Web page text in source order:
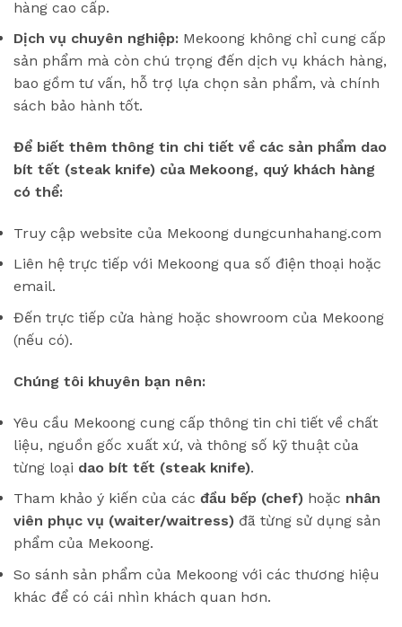
hàng cao cấp.
Dịch vụ chuyên nghiệp: Mekoong không chỉ cung cấp
sản phẩm mà còn chú trọng đến dịch vụ khách hàng,
bao gồm tư vấn, hỗ trợ lựa chọn sản phẩm, và chính
sách bảo hành tốt.
Để biết thêm thông tin chi tiết về các sản phẩm dao
bít tết (steak knife) của Mekoong, quý khách hàng
có thể:
Truy cập website của Mekoong dungcunhahang.com
Liên hệ trực tiếp với Mekoong qua số điện thoại hoặc
email.
Đến trực tiếp cửa hàng hoặc showroom của Mekoong
(nếu có).
Chúng tôi khuyên bạn nên:
Yêu cầu Mekoong cung cấp thông tin chi tiết về chất
liệu, nguồn gốc xuất xứ, và thông số kỹ thuật của
từng loại dao bít tết (steak knife).
Tham khảo ý kiến của các đầu bếp (chef) hoặc nhân
viên phục vụ (waiter/waitress) đã từng sử dụng sản
phẩm của Mekoong.
So sánh sản phẩm của Mekoong với các thương hiệu
khác để có cái nhìn khách quan hơn.